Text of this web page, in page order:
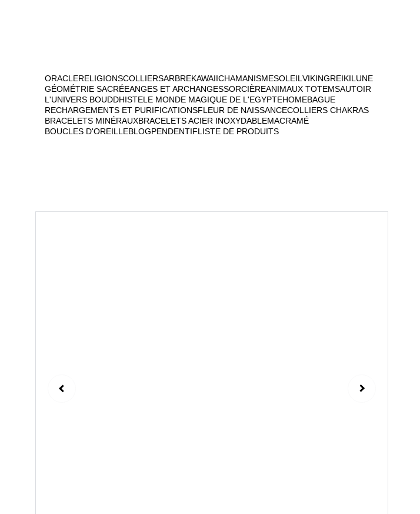
ORACLERELIGIONSCOLLIERSARBREKAWAIICHAMANISMESOLEIL VIKINGREIKILUNE
GÉOMÉTRIE SACRÉEANGES ET ARCHANGESSORCIÈREANIMAUX TOTEMSAUTOIR
L'UNIVERS BOUDDHISTELE MONDE MAGIQUE DE L'EGYPTEHOMEBAGUE
RECHARGEMENTS ET PURIFICATIONSFLEUR DE NAISSANCECOLLIERS CHAKRAS
BRACELETS MINÉRAUXBRACELETS ACIER INOXYDABLEMACRAMÉ
BOUCLES D'OREILLEBLOGPENDENTIFLISTE DE PRODUITS